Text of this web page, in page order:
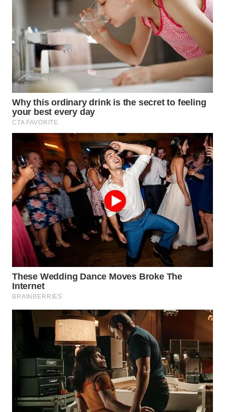
WN
TAPANULI
TENGAH
WN DELI
SERDANG
WN
TEBING
TINGGI
WN
PAKPAK
WN
KARAWANG
WN
BEKASI
WN
BOGOR
WN
DEPOK
TAPANULI
UTARA
WN